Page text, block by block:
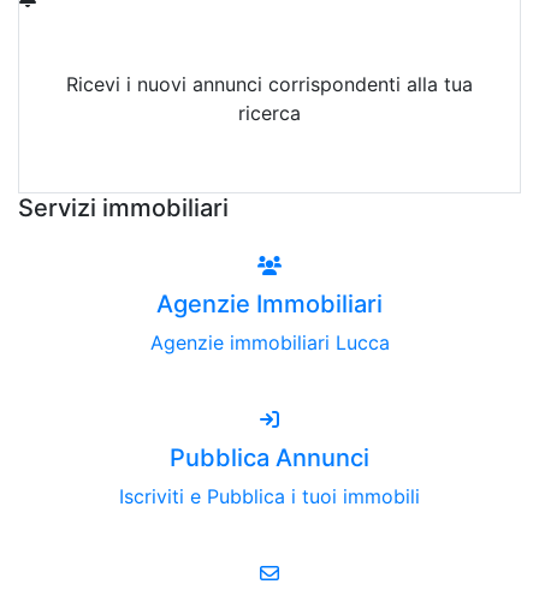
Ricevi i nuovi annunci corrispondenti alla tua
ricerca
Servizi immobiliari
Agenzie Immobiliari
Agenzie immobiliari Lucca
Pubblica Annunci
Iscriviti e Pubblica i tuoi immobili